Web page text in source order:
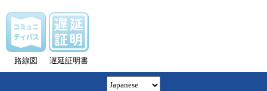
路線図 遅延証明書